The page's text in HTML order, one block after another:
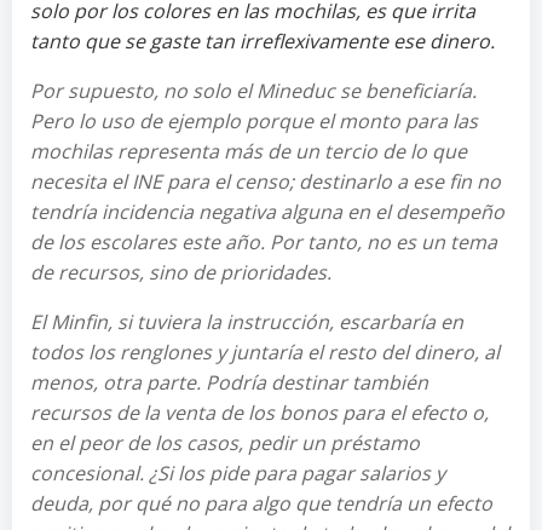
solo por los colores en las mochilas, es que irrita
tanto que se gaste tan irreflexivamente ese dinero.
Por supuesto, no solo el Mineduc se beneficiaría.
Pero lo uso de ejemplo porque el monto para las
mochilas representa más de un tercio de lo que
necesita el INE para el censo; destinarlo a ese fin no
tendría incidencia negativa alguna en el desempeño
de los escolares este año. Por tanto, no es un tema
de recursos, sino de prioridades.
El Minfin, si tuviera la instrucción, escarbaría en
todos los renglones y juntaría el resto del dinero, al
menos, otra parte. Podría destinar también
recursos de la venta de los bonos para el efecto o,
en el peor de los casos, pedir un préstamo
concesional. ¿Si los pide para pagar salarios y
deuda, por qué no para algo que tendría un efecto